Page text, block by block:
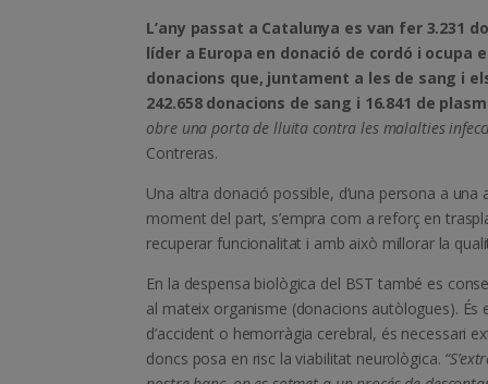
L’any passat a Catalunya es van fer 3.231
líder a Europa en donació de cordó i ocupa
donacions que, juntament a les de sang i
242.658 donacions de sang i 16.841 de
obre una porta de lluita contra les malalties
Contreras.
Una altra donació possible, d’una persona a
moment del part, s’empra com a reforç en
recuperar funcionalitat i amb això millorar la
En la despensa biològica del BST també es
al mateix organisme (donacions autòlogues). És
d’accident o hemorràgia cerebral, és necessari
doncs posa en risc la viabilitat neurològica.